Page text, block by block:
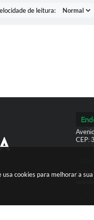
cookies para melhorar a
de leitura:
CEP:
(37)